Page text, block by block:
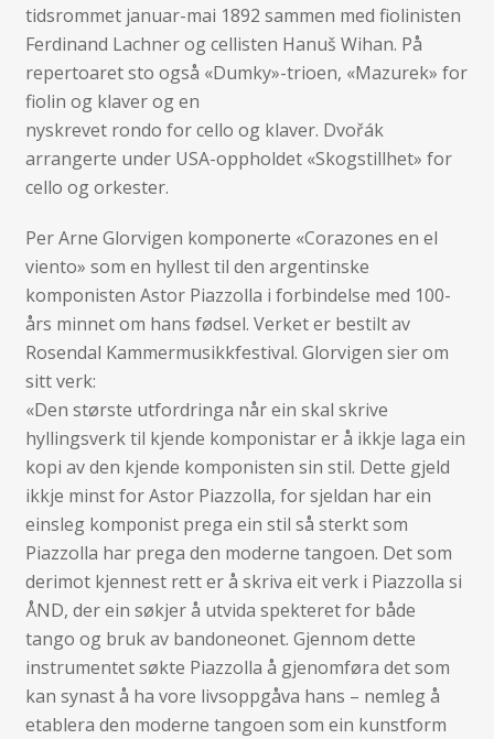
tidsrommet januar-mai 1892 sammen med fiolinisten
Ferdinand Lachner og cellisten Hanuš Wihan. På
repertoaret sto også «Dumky»-trioen, «Mazurek» for
fiolin og klaver og en
nyskrevet rondo for cello og klaver. Dvořák
arrangerte under USA-oppholdet «Skogstillhet» for
cello og orkester.
Per Arne Glorvigen komponerte «Corazones en el
viento» som en hyllest til den argentinske
komponisten Astor Piazzolla i forbindelse med 100-
års minnet om hans fødsel. Verket er bestilt av
Rosendal Kammermusikkfestival. Glorvigen sier om
sitt verk:
«Den største utfordringa når ein skal skrive
hyllingsverk til kjende komponistar er å ikkje laga ein
kopi av den kjende komponisten sin stil. Dette gjeld
ikkje minst for Astor Piazzolla, for sjeldan har ein
einsleg komponist prega ein stil så sterkt som
Piazzolla har prega den moderne tangoen. Det som
derimot kjennest rett er å skriva eit verk i Piazzolla si
ÅND, der ein søkjer å utvida spekteret for både
tango og bruk av bandoneonet. Gjennom dette
instrumentet søkte Piazzolla å gjenomføra det som
kan synast å ha vore livsoppgåva hans – nemleg å
etablera den moderne tangoen som ein kunstform